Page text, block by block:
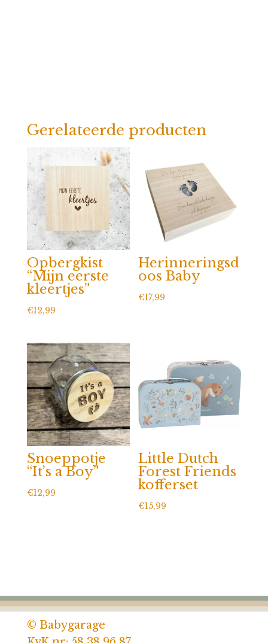
Gerelateerde producten
Opbergkist
“Mijn eerste
kleertjes”
€12,99
Herinneringsd
oos Baby
€17,99
Snoeppotje
“It’s a Boy”
€12,99
Little Dutch
Forest Friends
kofferset
€15,99
© Babygarage